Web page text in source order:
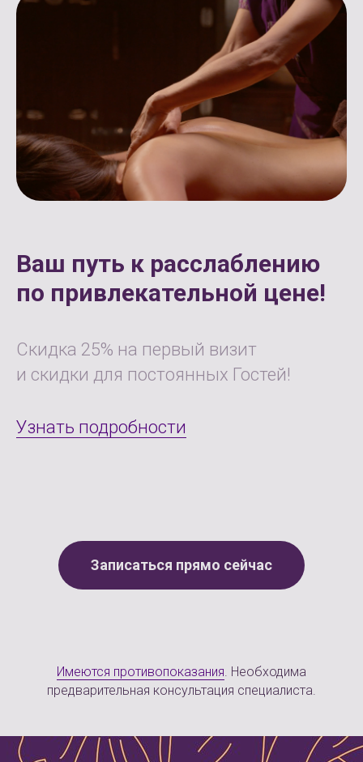
Ваш путь к расслаблению
по привлекательной цене!
Скидка 25% на первый визит
и скидки для постоянных Гостей!
Узнать подробности
Записаться прямо сейчас
Имеются противопоказания . Необходима
предварительная консультация специалиста.